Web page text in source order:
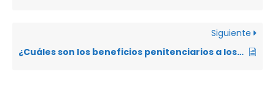
Siguiente
¿Cuáles son los beneficios penitenciarios a los que tienen derecho las personas privadas de libertad?